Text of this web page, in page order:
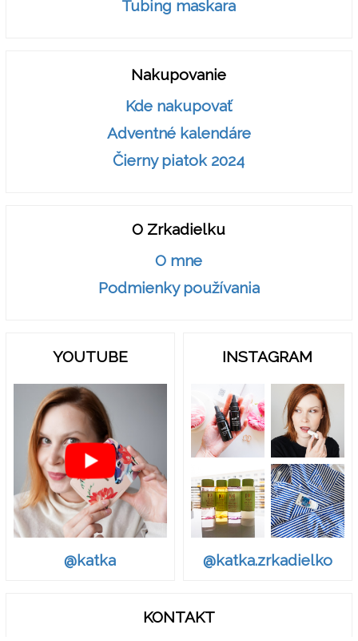
Tubing maskara
Nakupovanie
Kde nakupovať
Adventné kalendáre
Čierny piatok 2024
O Zrkadielku
O mne
Podmienky používania
YOUTUBE
@katka
INSTAGRAM
@katka.zrkadielko
KONTAKT